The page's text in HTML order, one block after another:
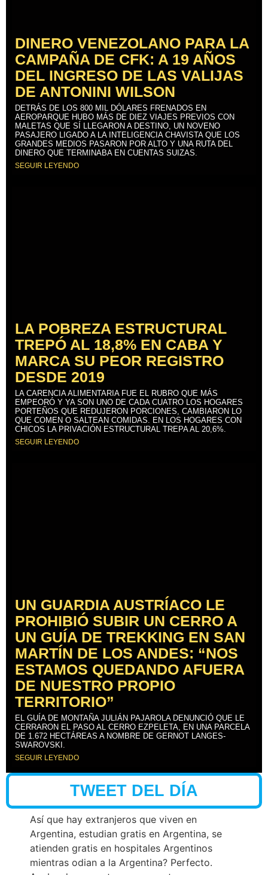
DINERO VENEZOLANO PARA LA
CAMPAÑA DE CFK: A 19 AÑOS
DEL INGRESO DE LAS VALIJAS
DE ANTONINI WILSON
DETRÁS DE LOS 800 MIL DÓLARES FRENADOS EN
AEROPARQUE HUBO MÁS DE DIEZ VIAJES PREVIOS CON
MALETAS QUE SÍ LLEGARON A DESTINO, UN NOVENO
PASAJERO LIGADO A LA INTELIGENCIA CHAVISTA QUE LOS
GRANDES MEDIOS PASARON POR ALTO Y UNA RUTA DEL
DINERO QUE TERMINABA EN CUENTAS SUIZAS.
SEGUIR LEYENDO
LA POBREZA ESTRUCTURAL
TREPÓ AL 18,8% EN CABA Y
MARCA SU PEOR REGISTRO
DESDE 2019
LA CARENCIA ALIMENTARIA FUE EL RUBRO QUE MÁS
EMPEORÓ Y YA SON UNO DE CADA CUATRO LOS HOGARES
PORTEÑOS QUE REDUJERON PORCIONES, CAMBIARON LO
QUE COMEN O SALTEAN COMIDAS. EN LOS HOGARES CON
CHICOS LA PRIVACIÓN ESTRUCTURAL TREPA AL 20,6%.
SEGUIR LEYENDO
UN GUARDIA AUSTRÍACO LE
PROHIBIÓ SUBIR UN CERRO A
UN GUÍA DE TREKKING EN SAN
MARTÍN DE LOS ANDES: “NOS
ESTAMOS QUEDANDO AFUERA
DE NUESTRO PROPIO
TERRITORIO”
EL GUÍA DE MONTAÑA JULIÁN PAJAROLA DENUNCIÓ QUE LE
CERRARON EL PASO AL CERRO EZPELETA, EN UNA PARCELA
DE 1.672 HECTÁREAS A NOMBRE DE GERNOT LANGES-
SWAROVSKI.
SEGUIR LEYENDO
TWEET DEL DÍA
Así que hay extranjeros que viven en
Argentina, estudian gratis en Argentina, se
atienden gratis en hospitales Argentinos
mientras odian a la Argentina? Perfecto.